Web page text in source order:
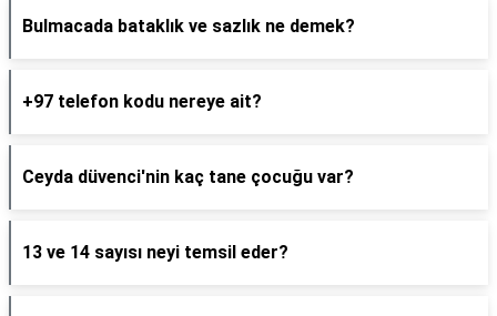
Bulmacada bataklık ve sazlık ne demek?
+97 telefon kodu nereye ait?
Ceyda düvenci'nin kaç tane çocuğu var?
13 ve 14 sayısı neyi temsil eder?